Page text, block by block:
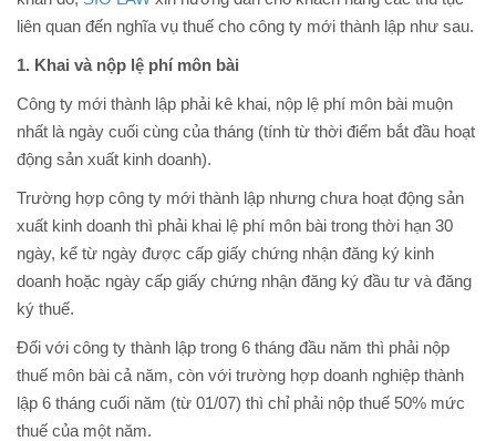
liên quan đến nghĩa vụ thuế cho công ty mới thành lập như sau.
1. Khai và nộp lệ phí môn bài
Công ty mới thành lập phải kê khai, nộp lệ phí môn bài muộn
nhất là ngày cuối cùng của tháng (tính từ thời điểm bắt đầu hoạt
động sản xuất kinh doanh).
Trường hợp công ty mới thành lập nhưng chưa hoạt động sản
xuất kinh doanh thì phải khai lệ phí môn bài trong thời hạn 30
ngày, kể từ ngày được cấp giấy chứng nhận đăng ký kinh
doanh hoặc ngày cấp giấy chứng nhận đăng ký đầu tư và đăng
ký thuế.
Đối với công ty thành lập trong 6 tháng đầu năm thì phải nộp
thuế môn bài cả năm, còn với trường hợp doanh nghiệp thành
lập 6 tháng cuối năm (từ 01/07) thì chỉ phải nộp thuế 50% mức
thuế của một năm.